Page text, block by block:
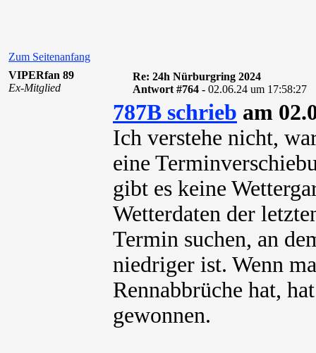
Zum Seitenanfang
VIPERfan 89
Ex-Mitglied
Re: 24h Nürburgring 2024
Antwort #764 - 02.06.24 um 17:58:27
787B schrieb am
Ich verstehe nicht,
eine
gibt es keine
Wetterdaten der
Termin suchen, an
niedriger ist. Wenn
Rennabbrüche hat,
gewonnen.